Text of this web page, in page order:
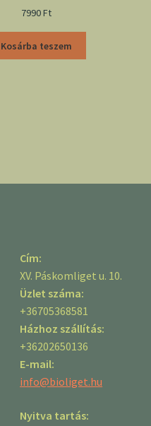
7990Ft
Kosárba teszem
Cím:
XV. Páskomliget u. 10.
Üzlet száma:
+36705368581
Házhoz szállítás:
+36202650136
E-mail:
info@bioliget.hu
Nyitva tartás: